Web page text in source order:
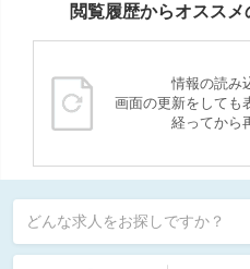
閲覧履歴からオスス
情報の読み
画面の更新をしても
経ってから
どんな求人をお探しですか？